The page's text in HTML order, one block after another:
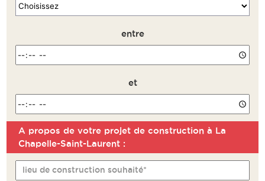
entre
et
Remarque
A propos de votre projet de construction à La
Chapelle-Saint-Laurent :
lieu de construction souhaité*